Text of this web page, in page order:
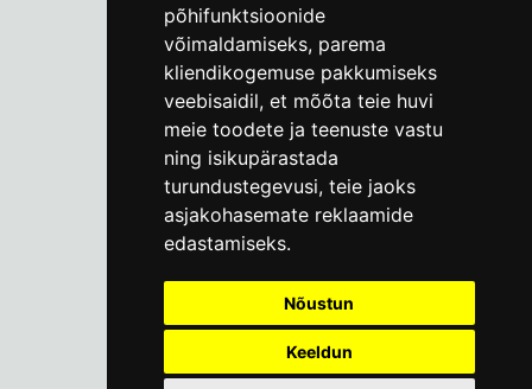
põhifunktsioonide
võimaldamiseks, parema
kliendikogemuse pakkumiseks
veebisaidil, et mõõta teie huvi
meie toodete ja teenuste vastu
ning isikupärastada
turundustegevusi, teie jaoks
asjakohasemate reklaamide
edastamiseks.
Nõustun
Keeldun
Tallinna Linnamuuseum
Vene 17
E-R kell 9-17(+372) 610 4178
info@linnamuuseum.ee
Küpsisepoliitika